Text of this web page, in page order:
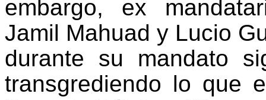
embargo, ex
Jamil Mahuad y Lucio
durante su mandato
transgrediendo lo que